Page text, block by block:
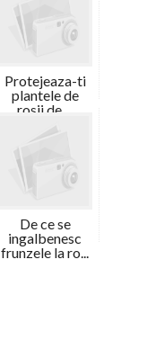
Protejeaza-ti
plantele de
rosii de ...
De ce se
ingalbenesc
frunzele la ro...